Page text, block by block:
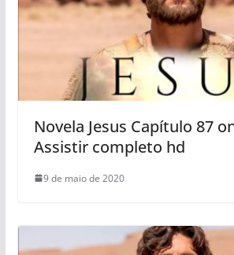
Novela Jesus Capítulo 87
Assistir completo hd
9 de maio de 2020